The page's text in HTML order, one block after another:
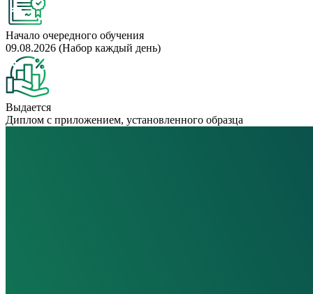
Начало очередного обучения
09.08.2026 (Набор каждый день)
Выдается
Диплом с приложением, установленного образца